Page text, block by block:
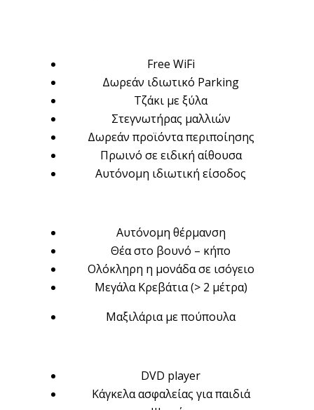
Free WiFi
Δωρεάν ιδιωτικό Parking
Τζάκι με ξύλα
Στεγνωτήρας μαλλιών
Δωρεάν προϊόντα περιποίησης
Πρωινό σε ειδική αίθουσα
Αυτόνομη ιδιωτική είσοδος
Αυτόνομη θέρμανση
Θέα στο βουνό – κήπο
Ολόκληρη η μονάδα σε ισόγειο
Μεγάλα Κρεβάτια (> 2 μέτρα)
Μαξιλάρια με πούπουλα
DVD player
Κάγκελα ασφαλείας για παιδιά